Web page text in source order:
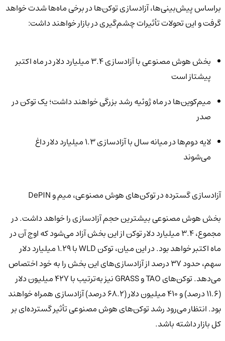
براساس پیش‌بینی‌ها، آزادسازی توکن‌ها در برخی ماه‌ها شدت خواهد
گرفت و این تحولات تأثیرات چشم‌گیری در بازار خواهند داشت:
بخش هوش مصنوعی با آزادسازی ۳.۴ میلیارد دلار در ماه اکتبر
پیشتاز است
میم‌کوین‌ها در ماه ژوئیه رشد بزرگی خواهند داشت؛ یک توکن در
صدر
لایه دوم‌ها در میانه سال با آزادسازی ۱.۳ میلیارد دلار داغ
می‌شوند
آزادسازی گسترده در توکن‌های هوش مصنوعی، میم و DePIN
بخش هوش مصنوعی بیشترین حجم آزادسازی را خواهد داشت. در
مجموع، ۳.۴ میلیارد دلار توکن از این بخش آزاد می‌شود که اوج آن در
ماه اکتبر خواهد بود. در این میان، توکن WLD با ۱.۲۹ میلیارد دلار
سهم، حدود ۳۷ درصد از آزادسازی‌های این بخش را به خود اختصاص
می‌دهد. توکن‌های TAO و GRASS نیز به‌ترتیب با ۴۲۷ میلیون دلار
(۱۱.۶ درصد) و ۴۱۰ میلیون دلار (۶۸.۲ درصد) آزادسازی همراه خواهند
بود. انتظار می‌رود رشد توکن‌های هوش مصنوعی تأثیر گسترده‌ای بر
کل بازار داشته باشد.